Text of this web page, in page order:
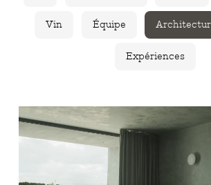
Vin Équipe
Expériences